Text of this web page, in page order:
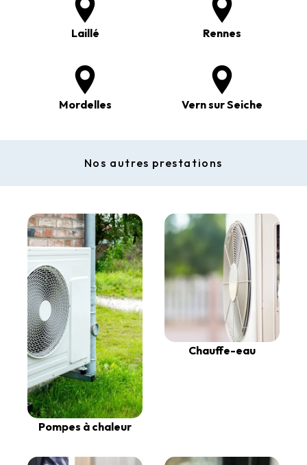
Laillé Rennes
Mordelles Vern sur Seiche
Nos autres prestations
Pompes à chaleur
Chauffe-eau